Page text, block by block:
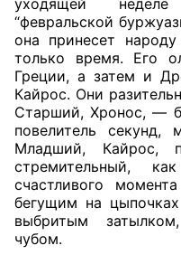
“февральской
она принесет
только время. Его
Греции, а затем и
Кайрос. Они
Старший, Хронос, —
повелитель секунд,
Младший, Кайрос,
стремительный,
счастливого
бегущим на
выбритым
чубом.